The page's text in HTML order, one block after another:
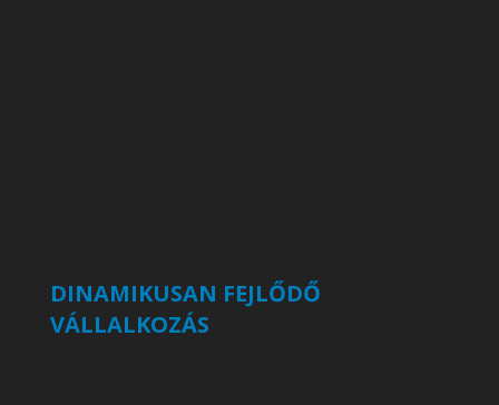
DINAMIKUSAN FEJLŐDŐ
VÁLLALKOZÁS